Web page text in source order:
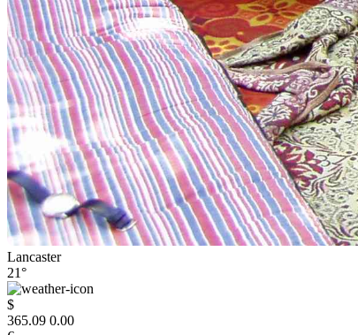
Lancaster
21°
$
365.09 0.00